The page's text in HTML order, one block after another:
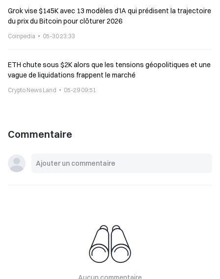
Grok vise $145K avec 13 modèles d’IA qui prédisent la trajectoire
du prix du Bitcoin pour clôturer 2026
Coinpedia 05-30 23:33
ETH chute sous $2K alors que les tensions géopolitiques et une
vague de liquidations frappent le marché
Crypto News Land 05-29 09:51
Commentaire